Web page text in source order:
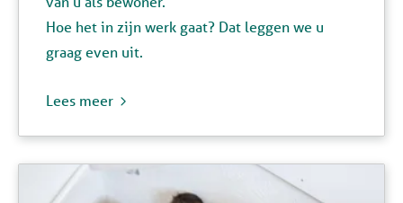
Hoe het in zijn werk gaat? Dat leggen we u
graag even uit.
Lees meer